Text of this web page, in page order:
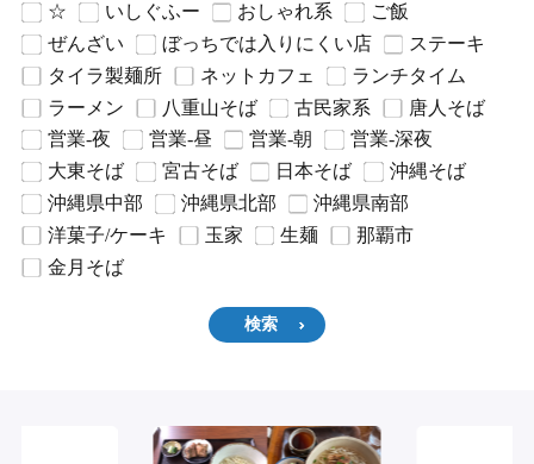
☆
いしぐふー おしゃれ系
ご飯
ぜんざい
ぼっちでは入りにくい店
ステーキ
タイラ製麺所
ネットカフェ
ランチタイム
ラーメン
八重山そば 古民家系
唐人そば
営業-夜
営業-昼 営業-朝
営業-深夜
大東そば
宮古そば 日本そば
沖縄そば
沖縄県中部
沖縄県北部
沖縄県南部
洋菓子/ケーキ
玉家 生麺
那覇市
金月そば
検索